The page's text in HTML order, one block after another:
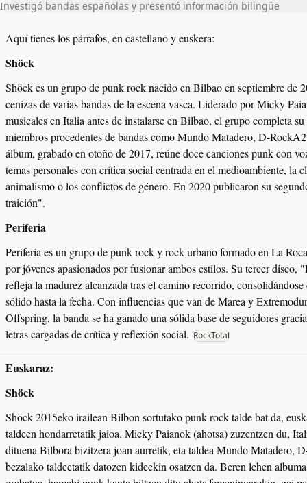
Investigó bandas españolas y presentó información bilingüe
Aquí tienes los párrafos, en castellano y euskera:
Shöck
Shöck es un grupo de punk rock nacido en Bilbao en septiembre de
cenizas de varias bandas de la escena vasca. Liderado por Micky
musicales en Italia antes de instalarse en Bilbao, el grupo completa
miembros procedentes de bandas como Mundo Matadero, D-
álbum, grabado en otoño de 2017, reúne doce canciones punk con
temas personales con crítica social centrada en el medioambiente, la
animalismo o los conflictos de género. En 2020 publicaron su
traición".
Periferia
Periferia es un grupo de punk rock y rock urbano formado en La
por jóvenes apasionados por fusionar ambos estilos. Su tercer disco,
refleja la madurez alcanzada tras el camino recorrido,
sólido hasta la fecha. Con influencias que van de Marea y
Offspring, la banda se ha ganado una sólida base de seguidores
letras cargadas de crítica y reflexión social. RockTotal
Euskaraz:
Shöck
Shöck 2015eko irailean Bilbon sortutako punk rock talde bat da,
taldeen hondarretatik jaioa. Micky Paianok (ahotsa) zuzentzen du,
dituena Bilbora bizitzera joan aurretik, eta taldea Mundo Matadero,
bezalako taldeetatik datozen kideekin osatzen da. Beren lehen
Investigó bandas españolas y presentó información bilingüe
Aquí tienes los párrafos, en castellano y euskera:
Shöck
Shöck es un grupo de punk rock nacido en Bilbao en septiembre de
cenizas de varias bandas de la escena vasca. Liderado por Micky
musicales en Italia antes de instalarse en Bilbao, el grupo completa
miembros procedentes de bandas como Mundo Matadero, D-
álbum, grabado en otoño de 2017, reúne doce canciones punk con
temas personales con crítica social centrada en el medioambiente, la
animalismo o los conflictos de género. En 2020 publicaron su
traición".
Periferia
Periferia es un grupo de punk rock y rock urbano formado en La
por jóvenes apasionados por fusionar ambos estilos. Su tercer disco,
refleja la madurez alcanzada tras el camino recorrido,
sólido hasta la fecha. Con influencias que van de Marea y
Offspring, la banda se ha ganado una sólida base de seguidores
letras cargadas de crítica y reflexión social. RockTotal
Euskaraz:
Shöck
Shöck 2015eko irailean Bilbon sortutako punk rock talde bat da,
taldeen hondarretatik jaioa. Micky Paianok (ahotsa) zuzentzen du,
dituena Bilbora bizitzera joan aurretik, eta taldea Mundo Matadero,
bezalako taldeetatik datozen kideekin osatzen da. Beren lehen
MotaJaialdia
LekuaSan Inazio auzoa (Lebante plaza)
Zenbatekoa
Ikusi agenda Bilbao
Non
Zer da Kulturklik
Kulturklik © 2015